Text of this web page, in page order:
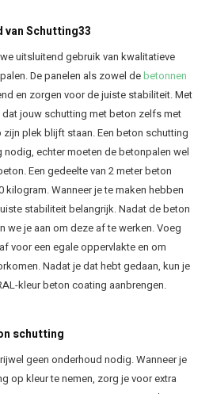
van Schutting33
uitsluitend gebruik van kwalitatieve
De panelen als zowel debetonnen
en zorgen voor de juiste stabiliteit. Met
jouw schutting met beton zelfs met
plek blijft staan. Een beton schutting
echter moeten de betonpalen wel
Een gedeelte van 2 meter beton
kilogram. Wanneer je te maken hebben
stabiliteit belangrijk. Nadat de beton
we je aan om deze af te werken. Voeg
voor een egale oppervlakte en om
Nadat je dat hebt gedaan, kun je
kleur beton coating aanbrengen.
schutting
geen onderhoud nodig. Wanneer je
op kleur te nemen, zorg je voor extra